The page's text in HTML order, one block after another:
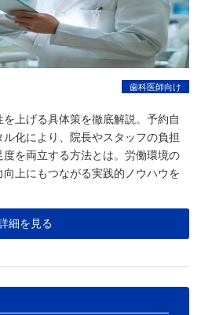
歯科医師向け
上げる具体策を徹底解説。予約自
化により、院長やスタッフの負担
を両立する方法とは。労働環境の
上にもつながる実践的ノウハウを
細を見る